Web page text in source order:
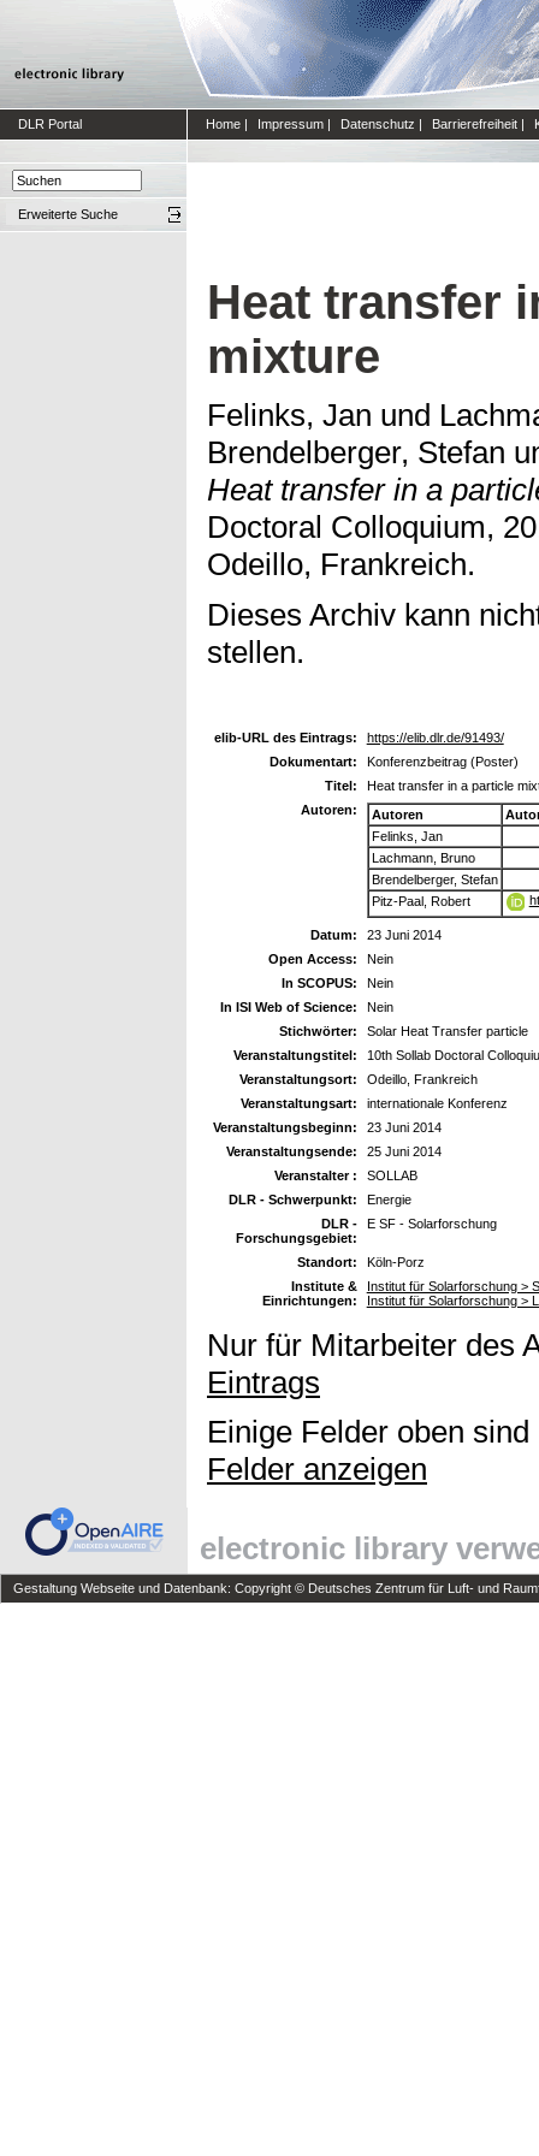
DLR Portal Home | Impressum | Datenschutz | Barrierefreiheit |
Erweiterte Suche
Heat transfer
mixture
Felinks, Jan und
Brendelberger, Stefan
Heat transfer in a
Doctoral Colloquium,
Odeillo, Frankreich.
Dieses Archiv kann
stellen.
elib-URL des Eintrags:
https://elib.dlr.de/91493/
Dokumentart:
Konferenzbeitrag (Poster)
Titel:
Heat transfer in a particle
Autoren:
Autoren
Felinks, Jan
Lachmann, Bruno
Brendelberger, Stefan
Pitz-Paal, Robert
Datum:
23 Juni 2014
Open Access:
Nein
In SCOPUS:
Nein
In ISI Web of Science:
Nein
Stichwörter:
Solar Heat Transfer particle
Veranstaltungstitel:
10th Sollab Doctoral
Veranstaltungsort:
Odeillo, Frankreich
Veranstaltungsart:
internationale Konferenz
Veranstaltungsbeginn:
23 Juni 2014
Veranstaltungsende:
25 Juni 2014
Veranstalter :
SOLLAB
DLR - Schwerpunkt:
Energie
DLR -
Forschungsgebiet:
E SF - Solarforschung
Standort:
Köln-Porz
Institute &
Einrichtungen:
Institut für Solarforschung >
Institut für Solarforschung >
Nur für Mitarbeiter des
Eintrags
Einige Felder oben
Felder anzeigen
electronic library
Gestaltung Webseite und Datenbank: Copyright © Deutsches Zentrum für Luft- und